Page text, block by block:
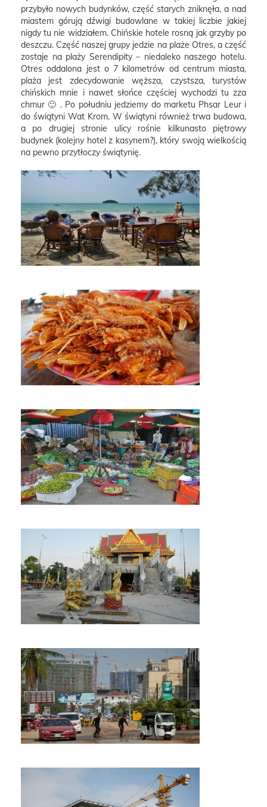
przybyło nowych budynków, część starych zniknęła, a nad
miastem górują dźwigi budowlane w takiej liczbie jakiej
nigdy tu nie widziałem. Chińskie hotele rosną jak grzyby po
deszczu. Część naszej grupy jedzie na plaże Otres, a część
zostaje na plaży Serendipity – niedaleko naszego hotelu.
Otres oddalona jest o 7 kilometrów od centrum miasta,
plaża jest zdecydowanie węższa, czystsza, turystów
chińskich mnie i nawet słońce częściej wychodzi tu zza
chmur 🙂 . Po południu jedziemy do marketu Phsar Leur i
do świątyni Wat Krom. W świątyni również trwa budowa,
a po drugiej stronie ulicy rośnie kilkunasto piętrowy
budynek (kolejny hotel z kasynem?), który swoją wielkością
na pewno przytłoczy świątynię.